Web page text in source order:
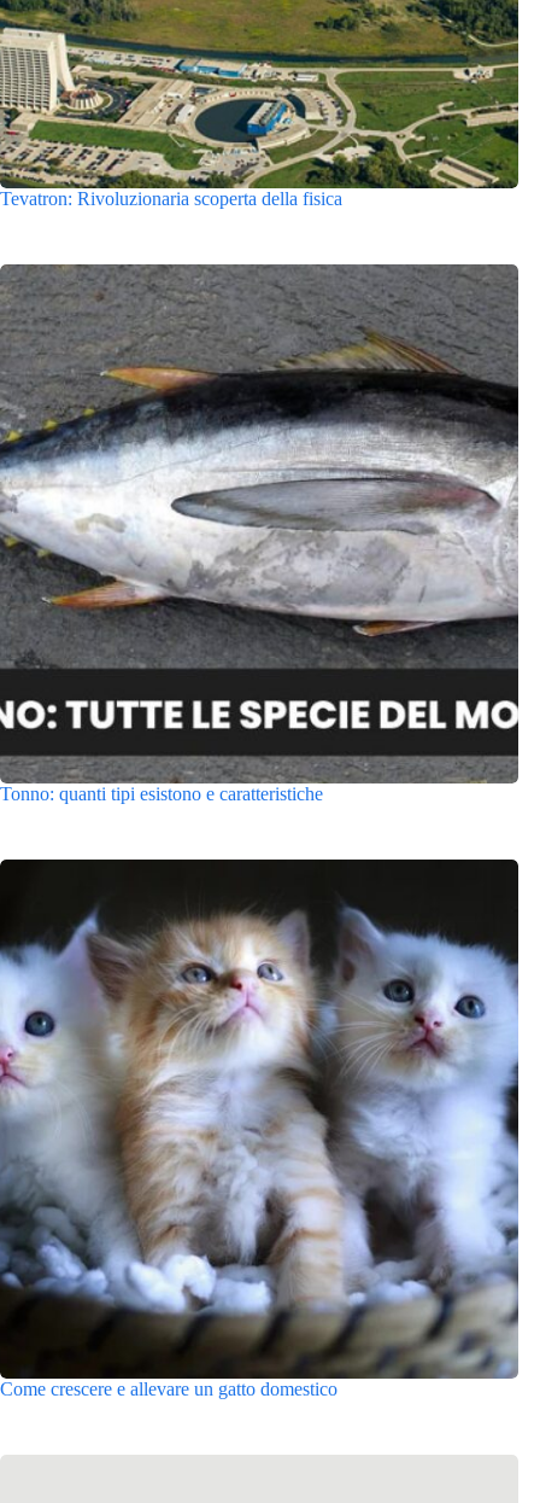
Tevatron: Rivoluzionaria scoperta della fisica
Tonno: quanti tipi esistono e caratteristiche
Come crescere e allevare un gatto domestico